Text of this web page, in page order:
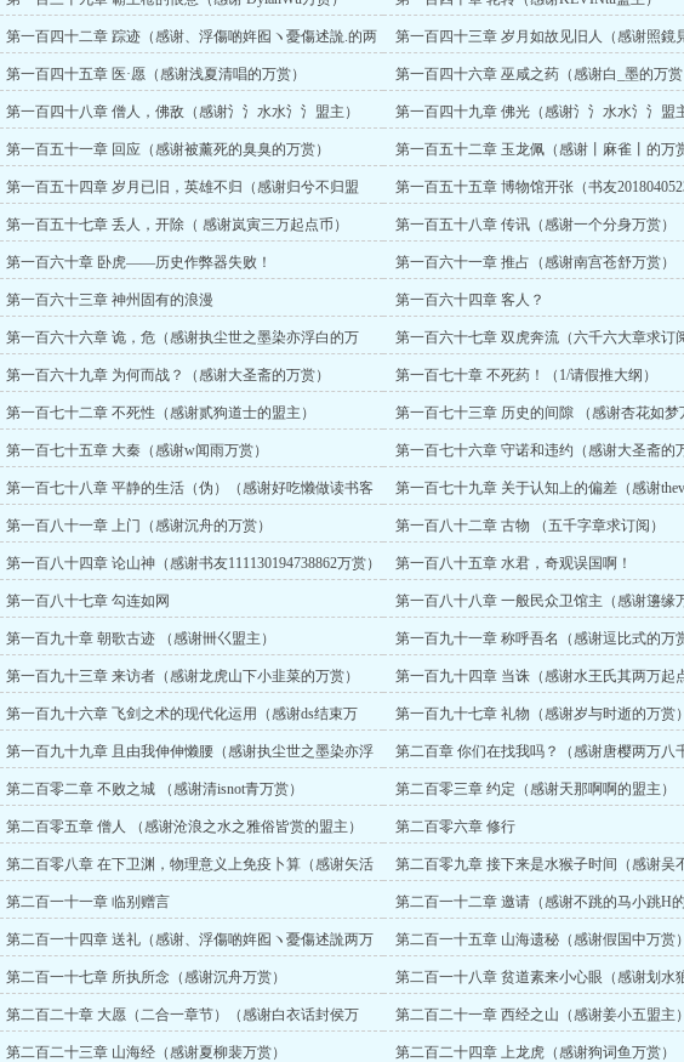
第一百四十二章 踪迹（感谢、浮傷啲姩囮ヽ憂傷述詤.的两
万起点币）
第一百四十三章 岁月如故见旧人（感谢照鏡
赏）
第一百四十五章 医·愿（感谢浅夏清唱的万赏） 第一百四十六章 巫咸之药（感谢白_墨的万赏
第一百四十八章 僧人，佛敌（感谢氵氵水水氵氵盟主） 第一百四十九章 佛光（感谢氵氵水水氵氵盟
第一百五十一章 回应（感谢被薰死的臭臭的万赏） 第一百五十二章 玉龙佩（感谢丨麻雀丨的万
第一百五十四章 岁月已旧，英雄不归（感谢归兮不归盟
主）
第一百五十五章 博物馆开张（书友
赏）
第一百五十七章 丢人，开除（ 感谢岚寅三万起点币） 第一百五十八章 传讯（感谢一个分身万赏）
第一百六十章 卧虎——历史作弊器失败！ 第一百六十一章 推占（感谢南宫苍舒万赏）
第一百六十三章 神州固有的浪漫 第一百六十四章 客人？
第一百六十六章 诡，危（感谢执尘世之墨染亦浮白的万
赏）
第一百六十七章 双虎奔流（六千六大章求订
第一百六十九章 为何而战？（感谢大圣斋的万赏） 第一百七十章 不死药！（1/请假推大纲）
第一百七十二章 不死性（感谢贰狗道士的盟主） 第一百七十三章 历史的间隙 （感谢杏花如梦
第一百七十五章 大秦（感谢w闻雨万赏） 第一百七十六章 守诺和违约（感谢大圣斋的
第一百七十八章 平静的生活（伪）（感谢好吃懒做读书客
盟主）
第一百七十九章 关于认知上的偏差（感谢
起点币）
第一百八十一章 上门（感谢沉舟的万赏） 第一百八十二章 古物 （五千字章求订阅）
第一百八十四章 论山神（感谢书友111130194738862万赏） 第一百八十五章 水君，奇观误国啊！
第一百八十七章 勾连如网
第一百八十八章 一般民众卫馆主（感谢籩缘
字章求订阅）
第一百九十章 朝歌古迹 （感谢卌巜盟主） 第一百九十一章 称呼吾名（感谢逗比式的万
第一百九十三章 来访者（感谢龙虎山下小韭菜的万赏） 第一百九十四章 当诛（感谢水王氏其两万起
第一百九十六章 飞剑之术的现代化运用（感谢ds结束万
赏）
第一百九十七章 礼物（感谢岁与时逝的万赏）
第一百九十九章 且由我伸伸懒腰（感谢执尘世之墨染亦浮
白的万赏）
第二百章 你们在找我吗？（感谢唐樱两万八
第二百零二章 不败之城 （感谢清isnot青万赏） 第二百零三章 约定（感谢天那啊啊的盟主）
第二百零五章 僧人 （感谢沧浪之水之雅俗皆赏的盟主） 第二百零六章 修行
第二百零八章 在下卫渊，物理意义上免疫卜算（感谢矢活
吉万赏）
第二百零九章 接下来是水猴子时间（感谢吴
第二百一十一章 临别赠言 第二百一十二章 邀请（感谢不跳的马小跳H的
第二百一十四章 送礼（感谢、浮傷啲姩囮ヽ憂傷述詤两万
赏）
第二百一十五章 山海遗秘（感谢假国中万赏）
第二百一十七章 所执所念（感谢沉舟万赏） 第二百一十八章 贫道素来小心眼（感谢划水
第二百二十章 大愿（二合一章节）（感谢白衣话封侯万
赏）
第二百二十一章 西经之山（感谢姜小五盟主）
第二百二十三章 山海经（感谢夏柳裴万赏） 第二百二十四章 上龙虎（感谢狗词鱼万赏）